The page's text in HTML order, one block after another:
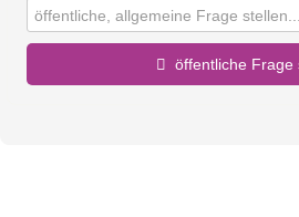
öffentliche Frage